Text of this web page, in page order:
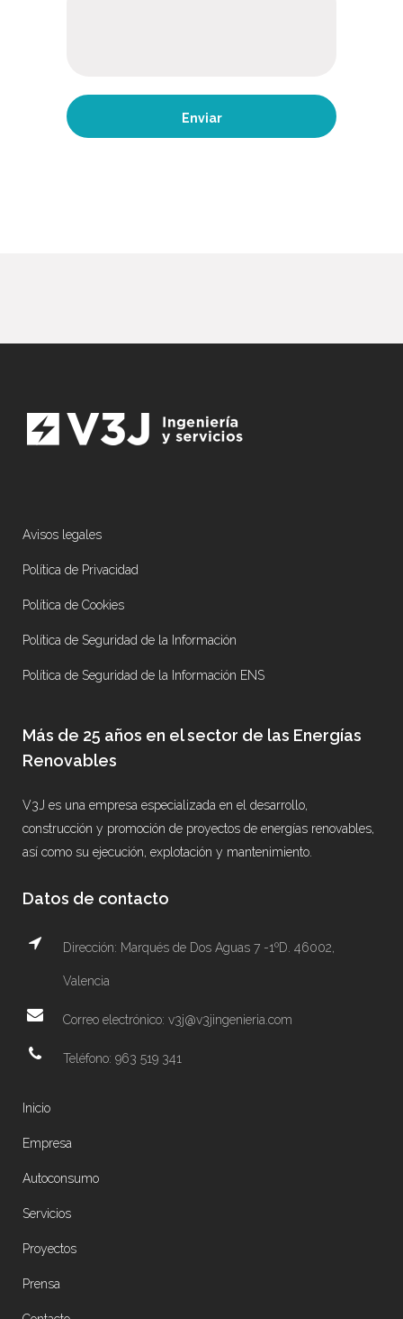
Avisos legales
Política de Privacidad
Política de Cookies
Política de Seguridad de la Información
Política de Seguridad de la Información ENS
Más de 25 años en el sector de las Energías
Renovables
V3J es una empresa especializada en el desarrollo,
construcción y promoción de proyectos de energías renovables,
así como su ejecución, explotación y mantenimiento.
Datos de contacto
Dirección: Marqués de Dos Aguas 7 -1ºD. 46002,
Valencia
Correo electrónico: v3j@v3jingenieria.com
Teléfono: 963 519 341
Inicio
Empresa
Autoconsumo
Servicios
Proyectos
Prensa